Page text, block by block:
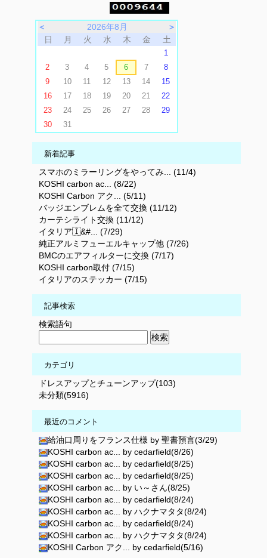
＜ 2026年8月
＞
日
月 火 水 木 金 土
1
2
3 4 5 6 7
8
9
10 11 12 13 14
15
16
17 18 19 20 21
22
23
24 25 26 27 28
29
30
31
新着記事
スマホのミラーリングをやってみ... (11/4)
KOSHI carbon ac... (8/22)
KOSHI Carbon アク... (5/11)
バッジエンブレムを全て交換 (11/12)
カーテシライト交換 (11/12)
イタリア🇮&#... (7/29)
純正アルミフューエルキャップ他 (7/26)
BMCのエアフィルターに交換 (7/17)
KOSHI carbon取付 (7/15)
イタリアのステッカー (7/15)
記事検索
検索語句
カテゴリ
ドレスアップとチューンアップ(103)
未分類(5916)
最近のコメント
給油口周りをフランス仕様 by 聖書預言(3/29)
KOSHI carbon ac... by cedarfield(8/26)
KOSHI carbon ac... by cedarfield(8/25)
KOSHI carbon ac... by cedarfield(8/25)
KOSHI carbon ac... by い～さん(8/25)
KOSHI carbon ac... by cedarfield(8/24)
KOSHI carbon ac... by ハクナマタタ(8/24)
KOSHI carbon ac... by cedarfield(8/24)
KOSHI carbon ac... by ハクナマタタ(8/24)
KOSHI Carbon アク... by cedarfield(5/16)